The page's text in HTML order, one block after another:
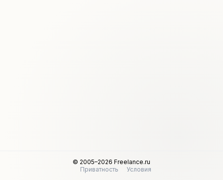
© 2005–2026 Freelance.ru
Приватность
Условия